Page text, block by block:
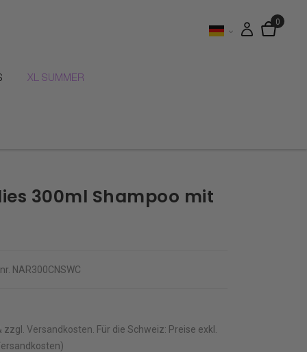
XL SUMMER
300ml Shampoo mit
NAR300CNSWC
zzgl. Versandkosten Für die Schweiz: Preise exkl.